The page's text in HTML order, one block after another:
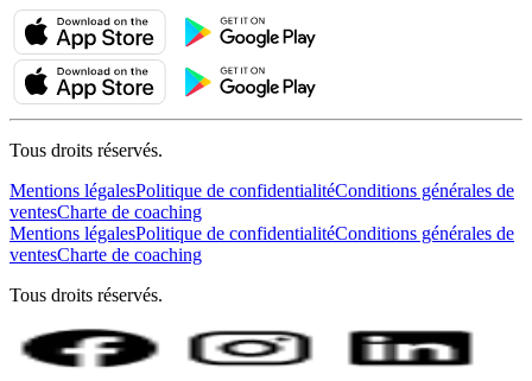
Tous droits réservés.
Mentions légalesPolitique de confidentialitéConditions générales de
ventesCharte de coaching
Mentions légalesPolitique de confidentialitéConditions générales de
ventesCharte de coaching
Tous droits réservés.